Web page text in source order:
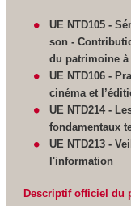
UE NTD105 -
son -
du patrimoine
UE NTD106 -
cinéma et
UE NTD214 -
fondamentaux
UE NTD213 -
l'information
Descriptif officiel du